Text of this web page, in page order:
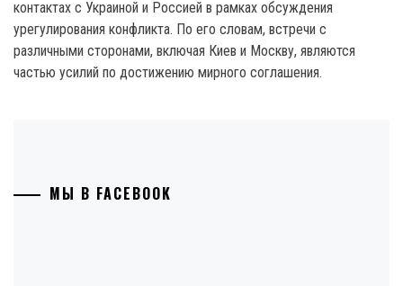
контактах с Украиной и Россией в рамках обсуждения
урегулирования конфликта. По его словам, встречи с
различными сторонами, включая Киев и Москву, являются
частью усилий по достижению мирного соглашения.
МЫ В FACEBOOK